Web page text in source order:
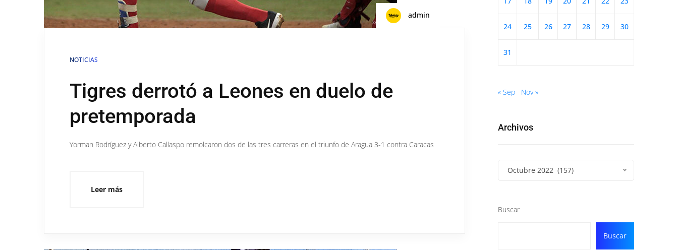
admin
NOTICIAS
Tigres derrotó a Leones en duelo de
pretemporada
Yorman Rodríguez y Alberto Callaspo remolcaron dos de las tres carreras en el triunfo de Aragua 3-1 contra Caracas
Leer más
24 25 26 27 28 29 30
31
« Sep Nov »
Archivos
Octubre 2022 (157)
Buscar
Buscar